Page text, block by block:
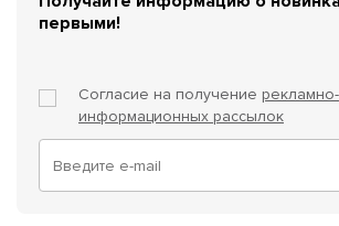
первыми!
Согласие на получение рекламно-
информационных рассылок